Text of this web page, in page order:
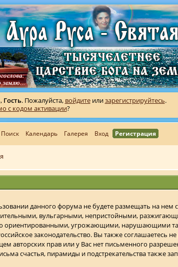
Гость. Пожалуйста, войдитеилизарегистрируйтесь.
с кодом активации?
Поиск Календарь Галерея Вход Регистрация
данного форума не будете размещать на
вульгарными, непристойными,
ориентированными, угрожающими, нарушающими
законодательство. Вы также соглашаетесь
авторских прав или у Вас нет письменного
счастья, пирамиды и подстрекательства также